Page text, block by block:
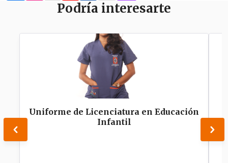
Podría interesarte
Uniforme de Licenciatura en Educación
Infantil